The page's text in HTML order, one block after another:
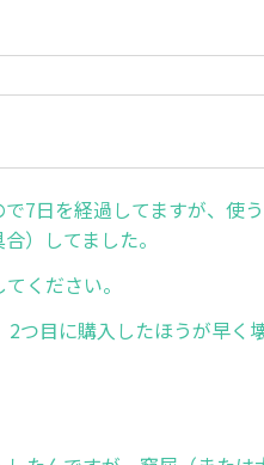
7日を経過してますが、使
）してました。
ください。
つ目に購入したほうが早く